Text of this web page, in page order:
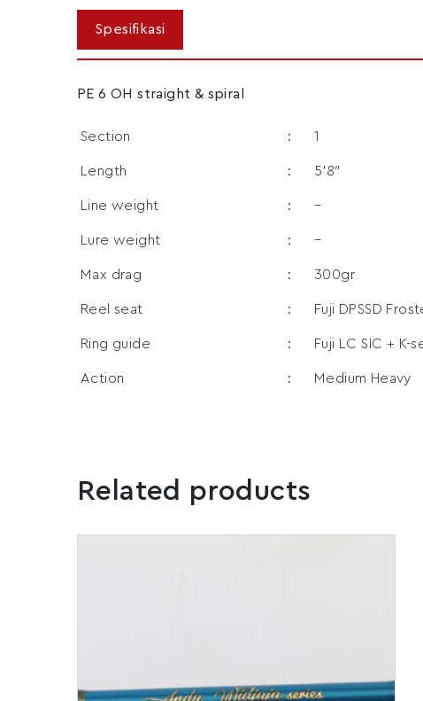
PE 6 OH straight & spiral
Section : 1
Length : 5’8″
Line weight : –
Lure weight : –
Max drag : 300gr
Reel seat : Fuji DPSSD
Ring guide : Fuji LC SIC + K-
Action : Medium Heavy
Related products